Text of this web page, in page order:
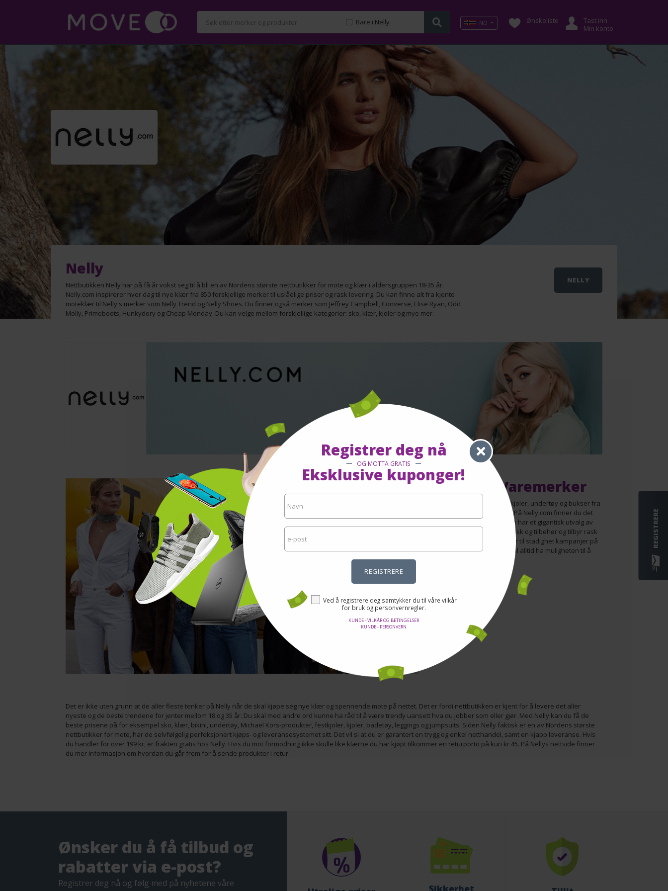
Registrer deg nå
OG MOTTA GRATIS
Eksklusive kuponger!
REGISTRERE
Ved å registrere deg samtykker du til våre vilkår
for bruk og personvernregler.
KUNDE - VILKÅR OG BETINGELSER
KUNDE - PERSONVERN
REGISTRERE
Bare i Nelly NO Ønskeliste
Tast inn
Min konto
Nelly
Nettbutikken Nelly har på få år vokst seg til å bli en av Nordens største nettbutikker for mote og klær i aldersgruppen 18-35 år.
Nelly.com inspirerer hver dag til nye klær fra 850 forskjellige merker til uslåelige priser og rask levering. Du kan finne alt fra kjente
moteklær til Nelly's merker som Nelly Trend og Nelly Shoes. Du finner også merker som Jeffrey Campbell, Converse, Elise Ryan, Odd
Molly, Primeboots, Hunkydory og Cheap Monday. Du kan velge mellom forskjellige kategorier: sko, klær, kjoler og mye mer.
NELLY
Ledende Varemerker
Nelly.com tilbyr klær, sko, kjoler, undertøy og bukser fra
de ledende varemerkene. På Nelly.com finner du det
nyeste av klær online. Nelly har et gigantisk utvalg av
klær, sko, smykker, kosmetikk og tilbehør og tilbyr rask
levering i Norge. Nelly kjører til stadighet kampanjer på
en rekke moteklær, så du vil alltid ha muligheten til å
Det er ikke uten grunn at de aller fleste tenker på Nelly når de skal kjøpe seg nye klær og spennende mote på nettet. Det er fordi nettbutikken er kjent for å levere det aller
nyeste og de beste trendene for jenter mellom 18 og 35 år. Du skal med andre ord kunne ha råd til å være trendy uansett hva du jobber som eller gjør. Med Nelly kan du få de
beste prisene på for eksempel sko, klær, bikini, undertøy, Michael Kors-produkter, festkjoler, kjoler, badetøy, leggings og jumpsuits. Siden Nelly faktisk er en av Nordens største
nettbutikker for mote, har de selvfølgelig perfeksjonert kjøps- og leveransesystemet sitt. Det vil si at du er garantert en trygg og enkel netthandel, samt en kjapp leveranse. Hvis
du handler for over 199 kr, er frakten gratis hos Nelly. Hvis du mot formodning ikke skulle like klærne du har kjøpt tilkommer en returporto på kun kr 45. På Nellys nettside finner
du mer informasjon om hvordan du går frem for å sende produkter i retur.
Ønsker du å få tilbud og
rabatter via e-post?
Registrer deg nå og følg med på nyhetene våre